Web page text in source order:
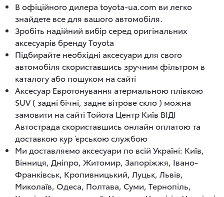
В офіційного дилера toyota-ua.com ви легко
знайдете все для вашого автомобіля.
Зробіть надійний вибір серед оригінальних
аксесуарів бренду Toyota
Підбирайте необхідні аксесуари для свого
автомобіля скориставшись зручним фільтром в
каталогу або пошуком на сайті
Аксесуар Евротонування атермальною плівкою
SUV ( задні бічні, заднє вітрове скло ) можна
замовити на сайті Тойота Центр Київ ВІДІ
Автострада скориставшись онлайн оплатою та
доставкою кур`єрською службою
Ми доставляємо аксесуари по всій Україні: Київ,
Вінниця, Дніпро, Житомир, Запоріжжя, Івано-
Франківськ, Кропивницький, Луцьк, Львів,
Миколаїв, Одеса, Полтава, Суми, Тернопіль,